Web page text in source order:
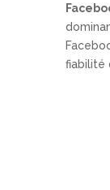
fiabilité